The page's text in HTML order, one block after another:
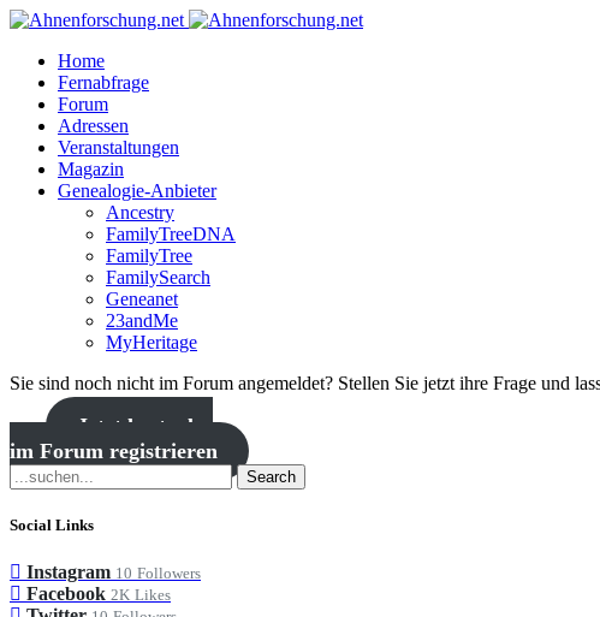
Home
Fernabfrage
Forum
Adressen
Veranstaltungen
Magazin
Genealogie-Anbieter
Ancestry
FamilyTreeDNA
FamilyTree
FamilySearch
Geneanet
23andMe
MyHeritage
Sie sind noch nicht im Forum angemeldet? Stellen Sie jetzt ihre Frage und
Jetzt kostenlos
im Forum registrieren
Search
Social Links
Instagram 10 Followers
Facebook 2K Likes